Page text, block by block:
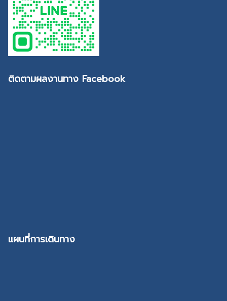
ติดตามผลงานทาง Facebook
แผนที่การเดินทาง